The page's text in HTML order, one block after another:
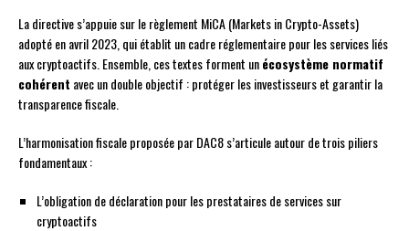
La directive s’appuie sur le règlement MiCA (Markets in Crypto-Assets)
adopté en avril 2023, qui établit un cadre réglementaire pour les services liés
aux cryptoactifs. Ensemble, ces textes forment unécosystème normatif
cohérent avec un double objectif : protéger les investisseurs et garantir la
transparence fiscale.
L’harmonisation fiscale proposée par DAC8 s’articule autour de trois piliers
fondamentaux :
L’obligation de déclaration pour les prestataires de services sur
cryptoactifs